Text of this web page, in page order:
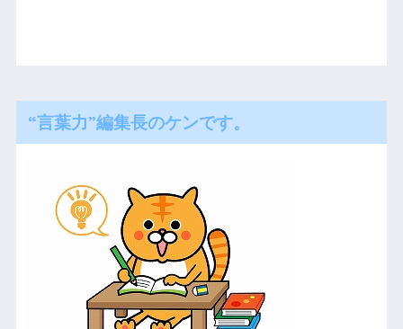
“言葉力”編集長のケンです。